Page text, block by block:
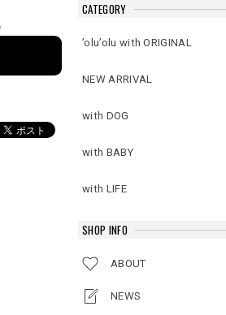
CATEGORY
’olu’olu with ORIGINAL
NEW ARRIVAL
with DOG
with BABY
with LIFE
SHOP INFO
ABOUT
NEWS